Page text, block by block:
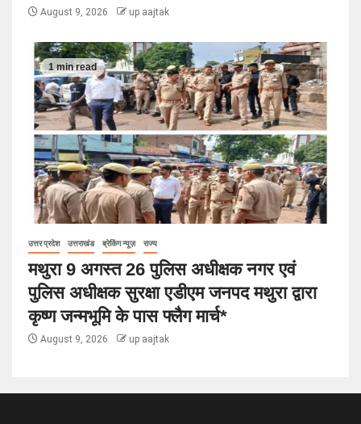
August 9, 2026 up aajtak
1 min read
उत्तर प्रदेश उत्तराखंड ब्रेकिंग न्यूज़ राज्य
मथुरा 9 अगस्त 26 पुलिस अधीक्षक नगर एवं
पुलिस अधीक्षक सुरक्षा एडीएम जनपद मथुरा द्वारा
कृष्ण जन्मभूमि के पास फ्लैग मार्च*
August 9, 2026 up aajtak